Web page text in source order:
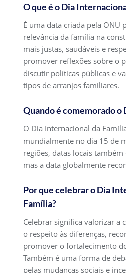
O que é o Dia
É uma data criada pela ONU
relevância da família na
mais justas, saudáveis e
promover reflexões sobre o
discutir políticas públicas e
tipos de arranjos familiares.
Quando é comemorado o
O Dia Internacional da
mundialmente no dia 15 de
regiões, datas locais
mas a data globalmente
Por que celebrar o Dia
Família?
Celebrar significa valorizar a
o respeito às diferenças,
promover o fortalecimento
Também é uma forma de
pelas mudanças sociais e